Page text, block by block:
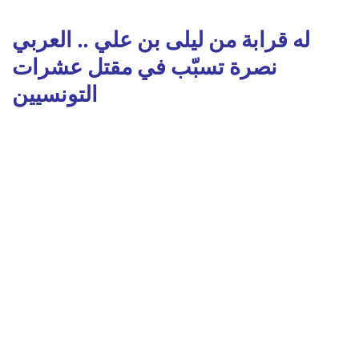
له قرابة من ليلى بن علي .. العربي
نصرة تسبّب في مقتل عشرات
التونسيين